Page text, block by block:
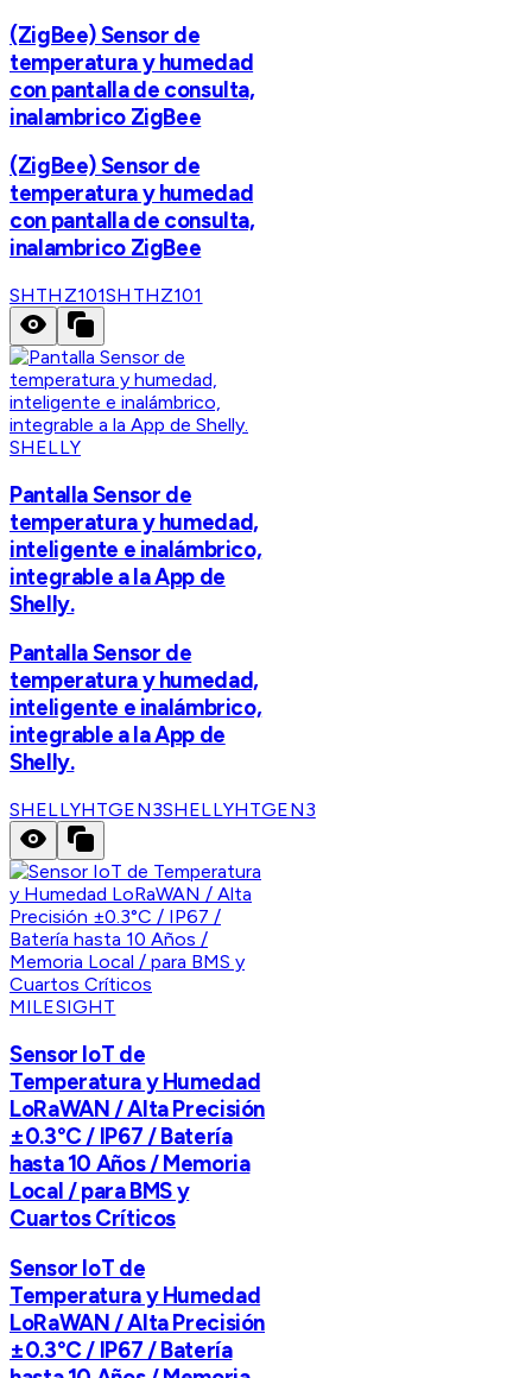
(ZigBee) Sensor de
temperatura y humedad
con pantalla de consulta,
inalambrico ZigBee
(ZigBee) Sensor de
temperatura y humedad
con pantalla de consulta,
inalambrico ZigBee
SHTHZ101SHTHZ101
SHELLY
Pantalla Sensor de
temperatura y humedad,
inteligente e inalámbrico,
integrable a la App de
Shelly.
Pantalla Sensor de
temperatura y humedad,
inteligente e inalámbrico,
integrable a la App de
Shelly.
SHELLYHTGEN3SHELLYHTGEN3
MILESIGHT
Sensor IoT de
Temperatura y Humedad
LoRaWAN / Alta Precisión
±0.3°C / IP67 / Batería
hasta 10 Años / Memoria
Local / para BMS y
Cuartos Críticos
Sensor IoT de
Temperatura y Humedad
LoRaWAN / Alta Precisión
±0.3°C / IP67 / Batería